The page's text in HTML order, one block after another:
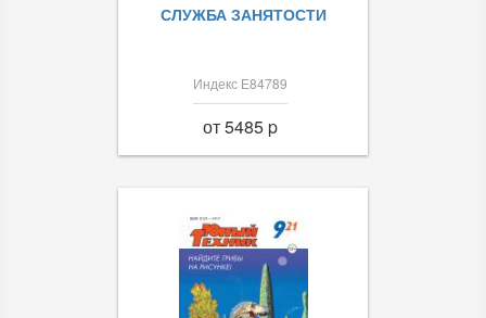
СЛУЖБА ЗАНЯТОСТИ
Индекс Е84789
от 5485 p